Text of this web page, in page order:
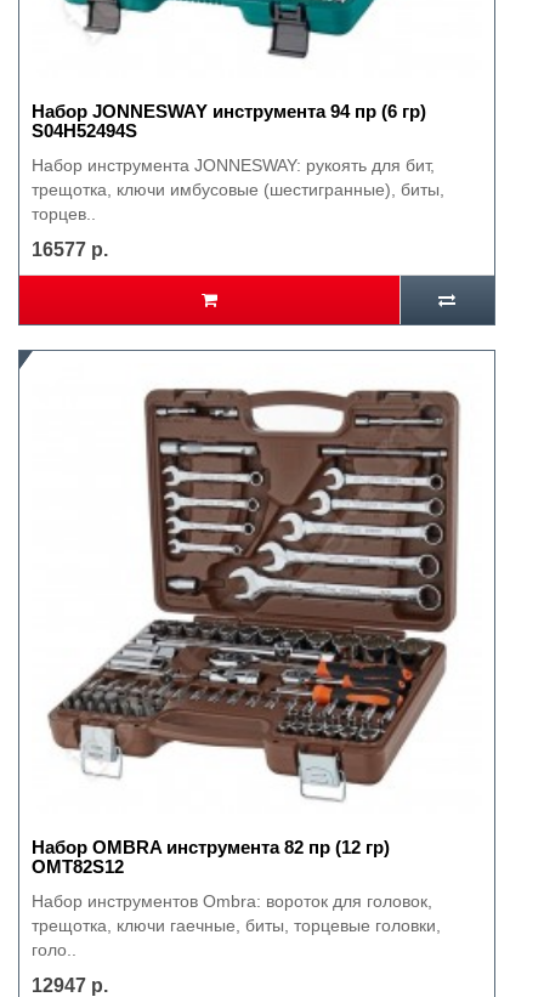
Набор JONNESWAY инструмента 94 пр (6 гр)
S04H52494S
Набор инструмента JONNESWAY: рукоять для бит,
трещотка, ключи имбусовые (шестигранные), биты,
торцев..
16577 р.
Набор OMBRA инструмента 82 пр (12 гр)
OMT82S12
Набор инструментов Ombra: вороток для головок,
трещотка, ключи гаечные, биты, торцевые головки,
голо..
12947 р.